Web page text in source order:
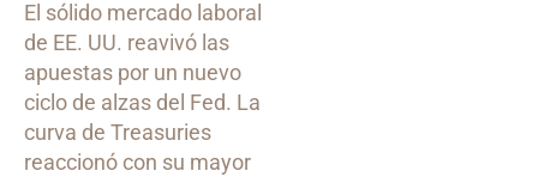
El sólido mercado laboral
de EE. UU. reavivó las
apuestas por un nuevo
ciclo de alzas del Fed. La
curva de Treasuries
reaccionó con su mayor